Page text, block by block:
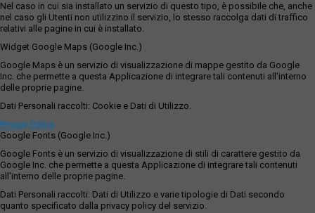
Nel caso in cui sia installato un servizio di questo tipo, è possibile che, anche
nel caso gli Utenti non utilizzino il servizio, lo stesso raccolga dati di traffico
relativi alle pagine in cui è installato.
Widget Google Maps (Google Inc.)
Google Maps è un servizio di visualizzazione di mappe gestito da Google
Inc. che permette a questa Applicazione di integrare tali contenuti all'interno
delle proprie pagine.
Dati Personali raccolti: Cookie e Dati di Utilizzo.
Privacy Policy
Google Fonts (Google Inc.)
Google Fonts è un servizio di visualizzazione di stili di carattere gestito da
Google Inc. che permette a questa Applicazione di integrare tali contenuti
all'interno delle proprie pagine.
Dati Personali raccolti: Dati di Utilizzo e varie tipologie di Dati secondo
quanto specificato dalla privacy policy del servizio.